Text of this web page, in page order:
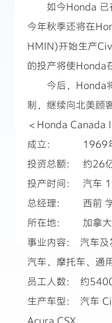
如今Honda 已在
今年秋季还将在
HMIN)开始生产
的投产将使Honda
今后，Honda将
制，继续向北美顾
＜Honda Canada
成立: 1969
投资总额: 约26
投产时间: 汽车
总经理: 西前
所在地: 加拿大
事业内容: 汽车及
汽车、摩托车、通
员工人数: 约
生产车型: 汽车
Acura CSX